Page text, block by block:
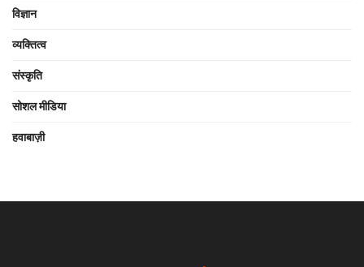
विज्ञान
व्यक्तित्व
संस्कृति
सोशल मीडिया
हवाबाज़ी